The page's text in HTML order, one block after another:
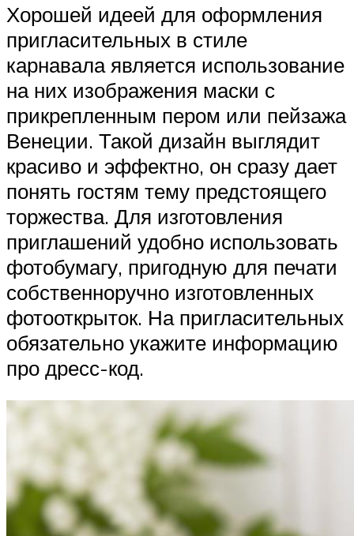
Хорошей идеей для оформления
пригласительных в стиле
карнавала является использование
на них изображения маски с
прикрепленным пером или пейзажа
Венеции. Такой дизайн выглядит
красиво и эффектно, он сразу дает
понять гостям тему предстоящего
торжества. Для изготовления
приглашений удобно использовать
фотобумагу, пригодную для печати
собственноручно изготовленных
фотооткрыток. На пригласительных
обязательно укажите информацию
про дресс-код.